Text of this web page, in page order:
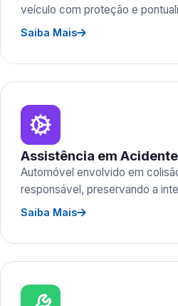
veículo com proteção e
Saiba Mais
Assistência em
Automóvel envolvido em
responsável, preservando a
Saiba Mais